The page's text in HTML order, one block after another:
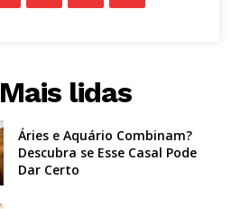
Mais lidas
Áries e Aquário Combinam?
Descubra se Esse Casal Pode
Dar Certo